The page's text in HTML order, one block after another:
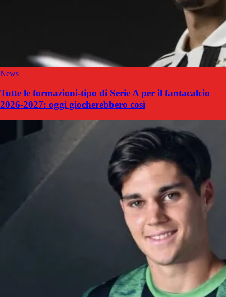
News
Tutte le formazioni-tipo di Serie A per il fantacalcio
2026-2027: oggi giocherebbero così